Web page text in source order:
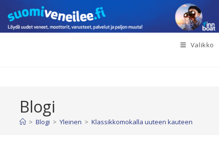
suoraan
sisältöön
Valikko
Blogi
> Blogi > Yleinen > Klassikkomokalla uuteen kauteen